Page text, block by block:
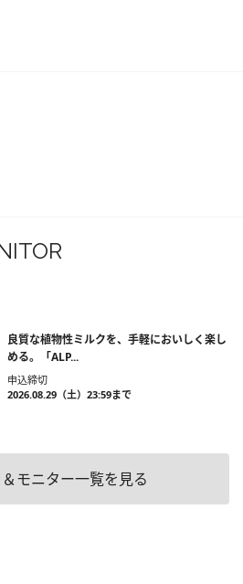
良質な植物性ミルクを、手軽においしく楽し
める。「ALP...
申込締切
2026.08.29（土）23:59まで
モニター一覧を見る